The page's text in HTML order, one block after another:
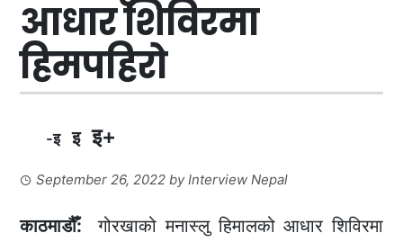
आधार शिविरमा
हिमपहिरो
-इ इ इ+
September 26, 2022 byInterview Nepal
काठमाडौँ:
गोरखाको मनास्लु हिमालको आधार शिविरमा